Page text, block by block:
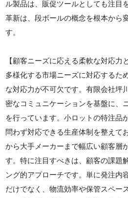
ル製品は、販促ツールとしても注目
革新は、段ボールの概念を根本から
す。
【顧客ニーズに応える柔軟な対応力
多様化する市場ニーズに対応するた
な対応力が不可欠です。有限会社坪
密なコミュニケーションを基盤に、
を行っています。小ロットの特注品
問わず対応できる生産体制を整えて
から大手メーカーまで幅広い顧客層
す。特に注目すべきは、顧客の課題
ング的アプローチです。単に発注内
だけでなく、物流効率や保管スペー